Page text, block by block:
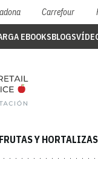
Carrefour
EBOOKSBLOGS
FRUTAS Y HORTALIZAS